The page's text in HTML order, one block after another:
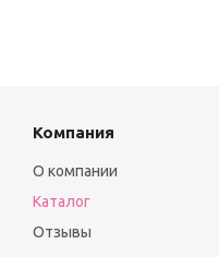
Компания
О компании
Каталог
Отзывы